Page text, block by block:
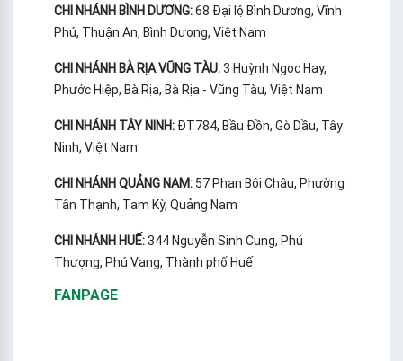
CHI NHÁNH BÌNH DƯƠNG:68 Đại lộ Bình Dương, Vĩnh
Phú, Thuận An, Bình Dương, Việt Nam
CHI NHÁNH BÀ RỊA VŨNG TÀU:3 Huỳnh Ngọc Hay,
Phước Hiệp, Bà Rịa, Bà Rịa - Vũng Tàu, Việt Nam
CHI NHÁNH TÂY NINH: ĐT784, Bầu Đồn, Gò Dầu, Tây
Ninh, Việt Nam
CHI NHÁNH QUẢNG NAM: 57 Phan Bội Châu, Phường
Tân Thạnh, Tam Kỳ, Quảng Nam
CHI NHÁNH HUẾ:344 Nguyễn Sinh Cung, Phú
Thượng, Phú Vang, Thành phố Huế
FANPAGE